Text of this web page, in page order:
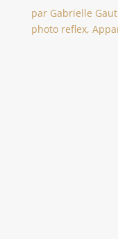
par Gabrielle
photo reflex,